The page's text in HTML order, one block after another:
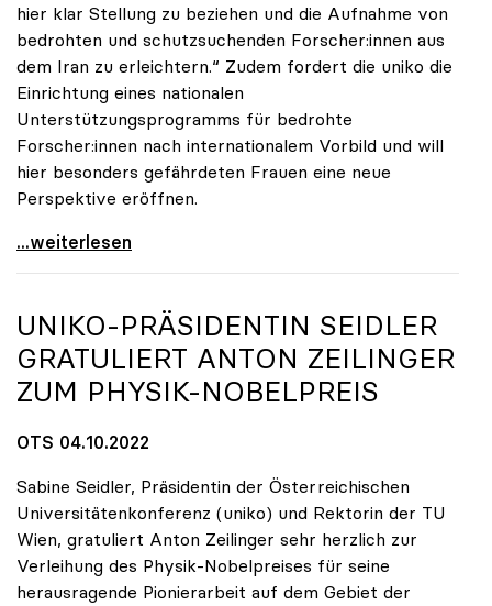
hier klar Stellung zu beziehen und die Aufnahme von
bedrohten und schutzsuchenden Forscher:innen aus
dem Iran zu erleichtern.“ Zudem fordert die uniko die
Einrichtung eines nationalen
Unterstützungsprogramms für bedrohte
Forscher:innen nach internationalem Vorbild und will
hier besonders gefährdeten Frauen eine neue
Perspektive eröffnen.
Proteste im Iran: uniko fordert nationales
...weiterlesen
UNIKO-PRÄSIDENTIN SEIDLER
GRATULIERT ANTON ZEILINGER
ZUM PHYSIK-NOBELPREIS
OTS 04.10.2022
Sabine Seidler, Präsidentin der Österreichischen
Universitätenkonferenz (uniko) und Rektorin der TU
Wien, gratuliert Anton Zeilinger sehr herzlich zur
Verleihung des Physik-Nobelpreises für seine
herausragende Pionierarbeit auf dem Gebiet der